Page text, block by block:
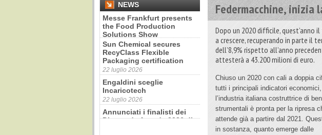
Federmacchine, inizia
Dopo un 2020 difficile,
a crescere, recuperando in parte il
dell’8,9% rispetto all’anno
attesterà a 43.200 milioni di euro.
Chiuso un 2020 con cali a doppia
tutti i principali indicatori economici,
l’industria italiana costruttrice di
strumentali è pronta per la ripresa
attende già a partire dal 2021.
in sostanza, quanto emerge dalle
NEWS
Sun Chemical secures
RecyClass Flexible
Packaging certification
22 luglio 2026
Engaldini sceglie
Incaricotech
22 luglio 2026
Annunciati i finalisti dei
Diamonds Awards 2026 di
FTA Europe
14 luglio 2026